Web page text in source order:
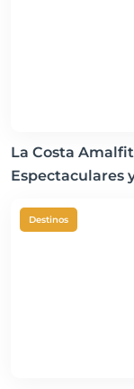
La Costa
Espectaculares
Destinos